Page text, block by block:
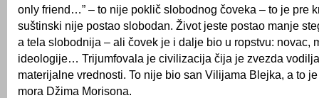
only friend…” – to nije poklič slobodnog čoveka – to je pre
suštinski nije postao slobodan. Život jeste postao manje
a tela slobodnija – ali čovek je i dalje bio u ropstvu: novac,
ideologije… Trijumfovala je civilizacija čija je zvezda
materijalne vrednosti. To nije bio san Vilijama Blejka, a to
mora Džima Morisona.